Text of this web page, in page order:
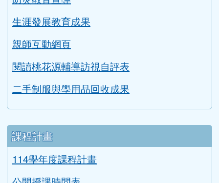
健康促進學校輔導訪視平台
防災教育宣導
生涯發展教育成果